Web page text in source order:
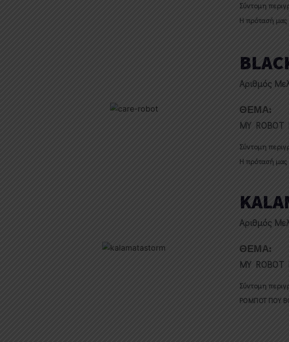
Σύντομη
Η πρότασή
Αριθμός
ΘΕΜΑ:
MY ROBOT
Σύντομη
Η πρότασή
Αριθμός
ΘΕΜΑ:
MY ROBOT
Σύντομη
ΡΟΜΠΟΤ ΠΟΥ